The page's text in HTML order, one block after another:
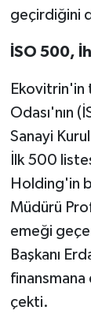
geçirdiğini
İSO 500,
Ekovitrin'in
Odası'nın
Sanayi
İlk 500
Holding'in
Müdürü
emeği
Başkanı
finansmana
çekti.